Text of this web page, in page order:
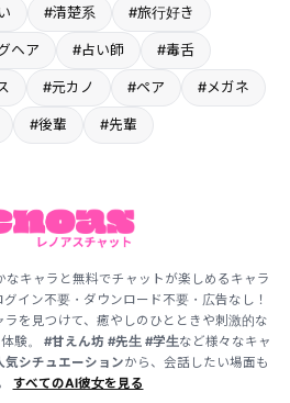
#清楚系 #旅行好き
ヘア #占い師 #毒舌
#元カノ #ペア #メガネ
#後輩 #先輩
なキャラと無料でチャットが楽しめるキャラ
イン不要・ダウンロード不要・広告なし！
を見つけて、癒やしのひとときや刺激的な
験。 #甘えん坊 #先生 #学生など様々なキャ
気シチュエーションから、会話したい場面も
すべてのAI彼女を見る